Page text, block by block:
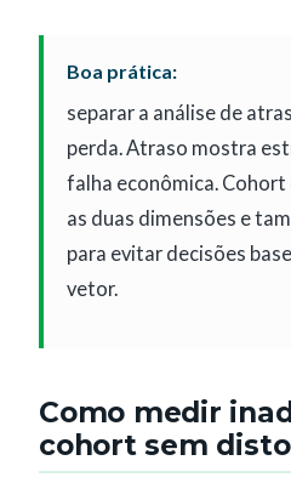
Boa prática:
separar a análise de
perda. Atraso mostra
falha econômica.
as duas dimensões e
para evitar decisões
vetor.
Como medir
cohort sem